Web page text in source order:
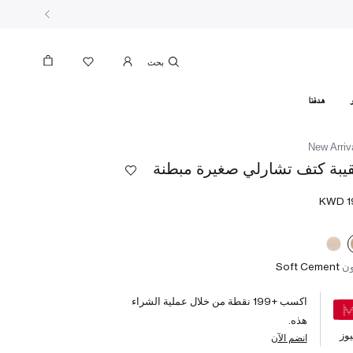
هدفنا
New
كتف تشارلي صغيرة مبطنة
Soft Cement
اكسب +199 نقطة من خلال عملية الشراء
هذه.
انضم الآن